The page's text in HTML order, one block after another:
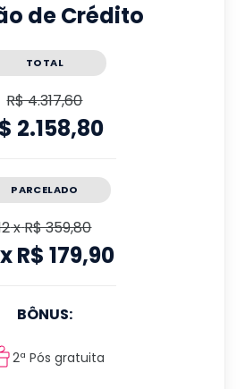
de Crédito
TOTAL
R$ 4.317,60
2.158,80
PARCELADO
xR$ 359,80
xR$ 179,90
BÔNUS:
2ª Pós gratuita